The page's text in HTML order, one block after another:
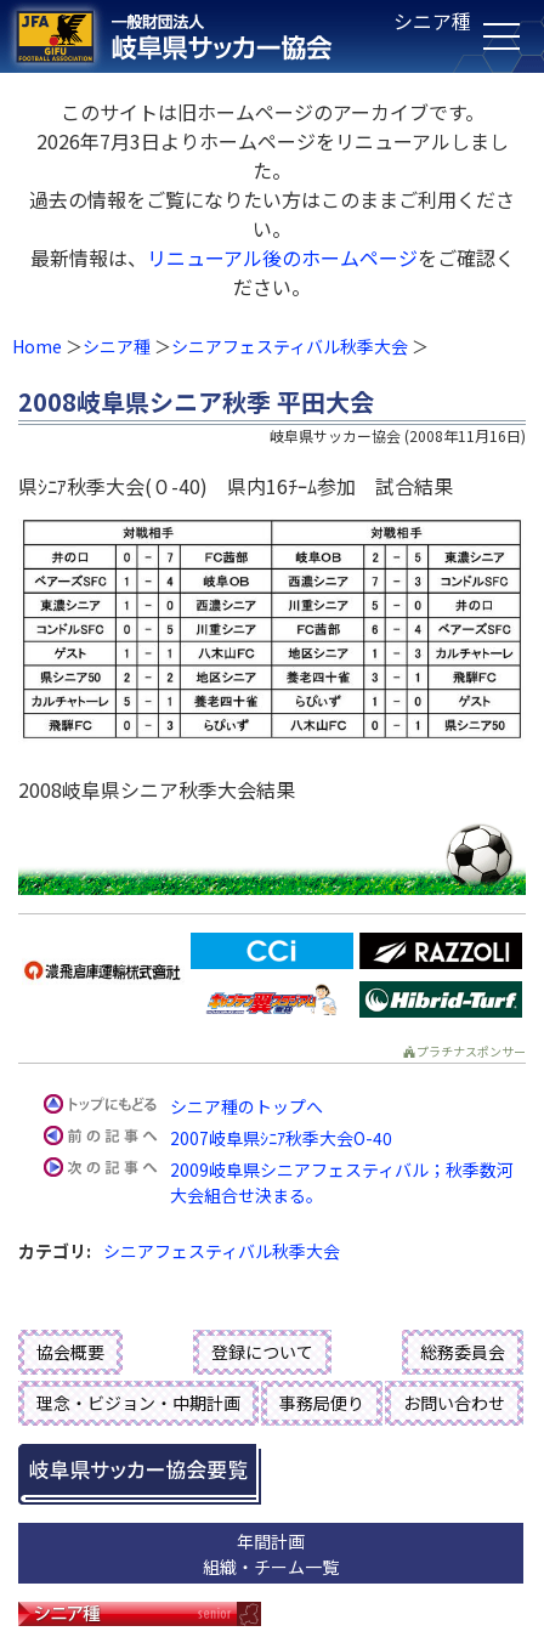
シニア種
このサイトは旧ホームページのアーカイブです。
2026年7月3日よりホームページをリニューアルしまし
た。
過去の情報をご覧になりたい方はこのままご利用くださ
い。
最新情報は、 リニューアル後のホームページをご確認く
ださい。
Home シニア種 シニアフェスティバル秋季大会
2008岐阜県シニア秋季 平田大会
岐阜県サッカー協会 (2008年11月16日)
県ｼﾆｱ秋季大会(０-40) 県内16ﾁｰﾑ参加 試合結果
2008岐阜県シニア秋季大会結果
プラチナスポンサー
シニア種のトップへ
2007岐阜県ｼﾆｱ秋季大会O-40
2009岐阜県シニアフェスティバル；秋季数河
大会組合せ決まる。
カテゴリ : シニアフェスティバル秋季大会
協会概要 登録について 総務委員会
理念・ビジョン・中期計画 事務局便り お問い合わせ
年間計画
組織・チーム一覧